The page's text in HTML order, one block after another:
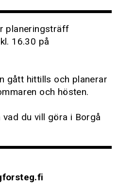
planeringsträff
16.30 på
gått hittills och planerar
och hösten.
du vill göra i Borgå